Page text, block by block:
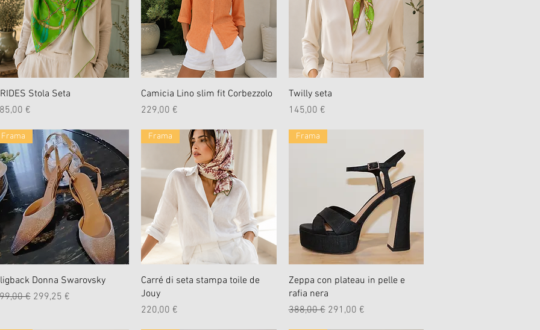
Schnellansicht
Stola Seta
€
Schnellansicht
Camicia Lino slim fit Corbezzolo
Preis
229,00 €
Schnellansicht
Twilly seta
Preis
145,00 €
Schnellansicht
Frama
Donna Swarovsky
€ Sale-Preis
299,25 €
Schnellansicht
Frama
Carré di seta stampa toile de
Jouy
Preis
220,00 €
Schnellansicht
Frama
Zeppa con plateau in pelle e
rafia nera
Standardpreis
388,00 € Sale-Preis
291,00 €